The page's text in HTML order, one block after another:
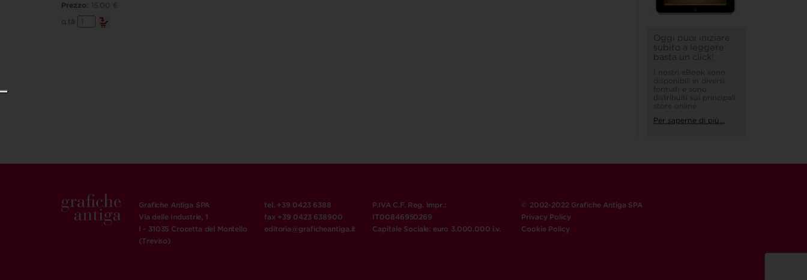
Prezzo: 15.00 €
q.tà
Abbracciamoci
quantità
Oggi puoi iniziare
subito a leggere:
basta un click!
I nostri eBook sono
disponibili in diversi
formati e sono
distribuiti sui principali
store online
Per saperne di più...
Grafiche Antiga SPA
Via delle Industrie, 1
I - 31035 Crocetta del Montello
(Treviso)
tel. +39 0423 6388
fax +39 0423 638900
editoria@graficheantiga.it
P.IVA C.F. Reg. Impr.:
IT00846950269
Capitale Sociale: euro 3.000.000 i.v.
© 2002-2022 Grafiche Antiga SPA
Privacy Policy
Cookie Policy